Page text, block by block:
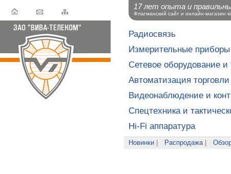
Радиосвязь
Измерительные приборы
Сетевое оборудование
Автоматизация
Видеонаблюдение и
Спецтехника и
Hi-Fi аппаратура
Новинки Распродажа|
17 лет опыта и
Флагманский сайт и онлайн-магазин